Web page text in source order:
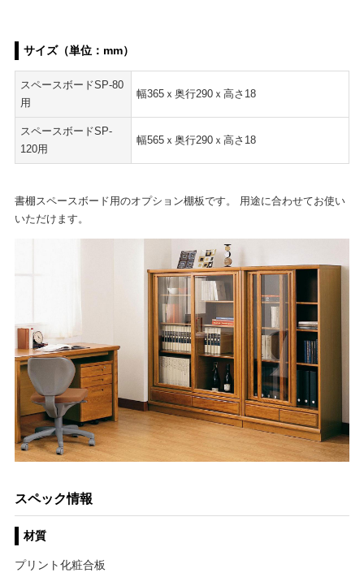
サイズ（単位：mm）
スペースボードSP-80
用
幅365ｘ奥行290ｘ高さ18
スペースボードSP-
120用
幅565ｘ奥行290ｘ高さ18
書棚スペースボード用のオプション棚板です。 用途に合わせてお使い
いただけます。
スペック情報
材質
プリント化粧合板